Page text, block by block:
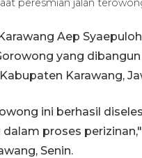
peresmian jalan
Aep
yang
Karawang,
ini berhasil
proses
Senin.